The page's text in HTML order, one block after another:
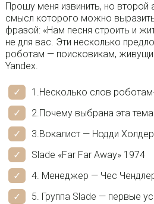
Прошу меня извинить, но второй
смысл которого можно
фразой: «Нам песня строить и
не для вас. Эти несколько
роботам — поисковикам,
Yandex.
1.Несколько слов
2.Почему выбрана эта тема
3.Вокалист — Нодди Холдер
Slade «Far Far Away» 1974
4. Менеджер — Чес
5. Группа Slade — первые